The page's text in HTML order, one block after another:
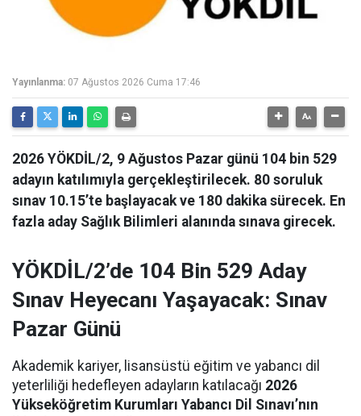
Yayınlanma: 07 Ağustos 2026 Cuma 17:46
2026 YÖKDİL/2, 9 Ağustos Pazar günü 104 bin 529
adayın katılımıyla gerçekleştirilecek. 80 soruluk
sınav 10.15’te başlayacak ve 180 dakika sürecek. En
fazla aday Sağlık Bilimleri alanında sınava girecek.
YÖKDİL/2’de 104 Bin 529 Aday
Sınav Heyecanı Yaşayacak: Sınav
Pazar Günü
Akademik kariyer, lisansüstü eğitim ve yabancı dil
yeterliliği hedefleyen adayların katılacağı 2026
Yükseköğretim Kurumları Yabancı Dil Sınavı’nın